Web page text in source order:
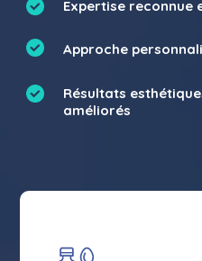
Expertise reconnue
Approche
Résultats
améliorés